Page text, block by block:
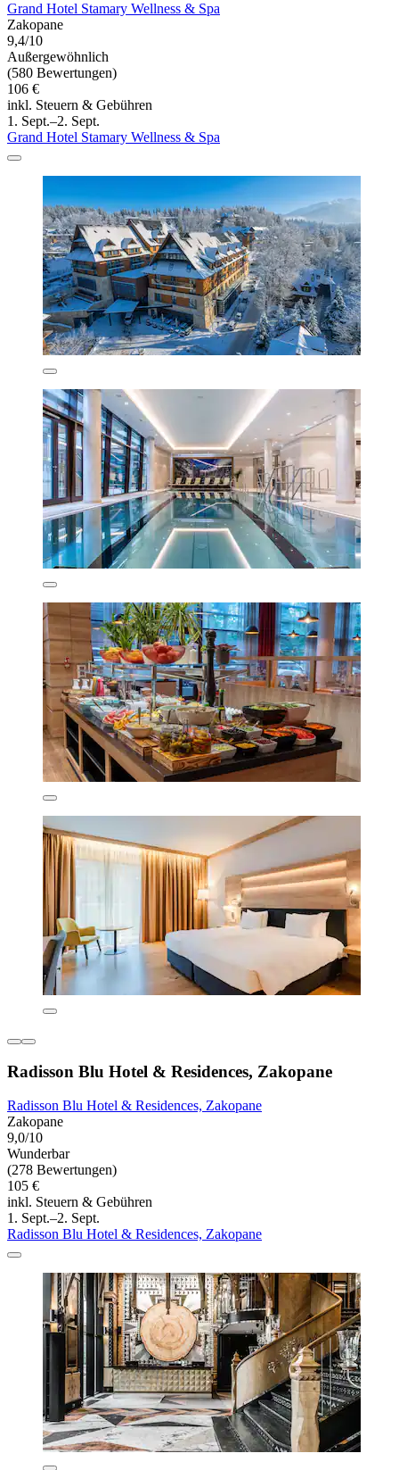
Grand Hotel Stamary Wellness & Spa
Zakopane
9,4/10
Außergewöhnlich
(580 Bewertungen)
106 €
inkl. Steuern & Gebühren
1. Sept.–2. Sept.
Grand Hotel Stamary Wellness & Spa
Radisson Blu Hotel & Residences, Zakopane
Radisson Blu Hotel & Residences, Zakopane
Zakopane
9,0/10
Wunderbar
(278 Bewertungen)
105 €
inkl. Steuern & Gebühren
1. Sept.–2. Sept.
Radisson Blu Hotel & Residences, Zakopane